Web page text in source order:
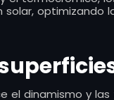
solar, optimizando
el dinamismo y